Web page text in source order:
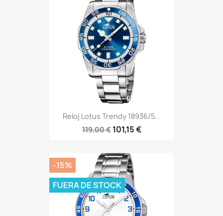
Reloj Lotus Trendy 18936/5...
119,00 € 101,15 €
-15%
FUERA DE STOCK